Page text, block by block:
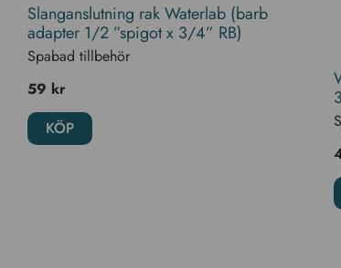
Slanganslutning rak Waterlab (barb
adapter 1/2 ”spigot x 3/4” RB)
Spabad tillbehör
59 kr
KÖP